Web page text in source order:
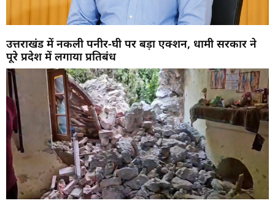
उत्तराखंड में नकली पनीर-घी पर बड़ा एक्शन, धामी सरकार ने
पूरे प्रदेश में लगाया प्रतिबंध